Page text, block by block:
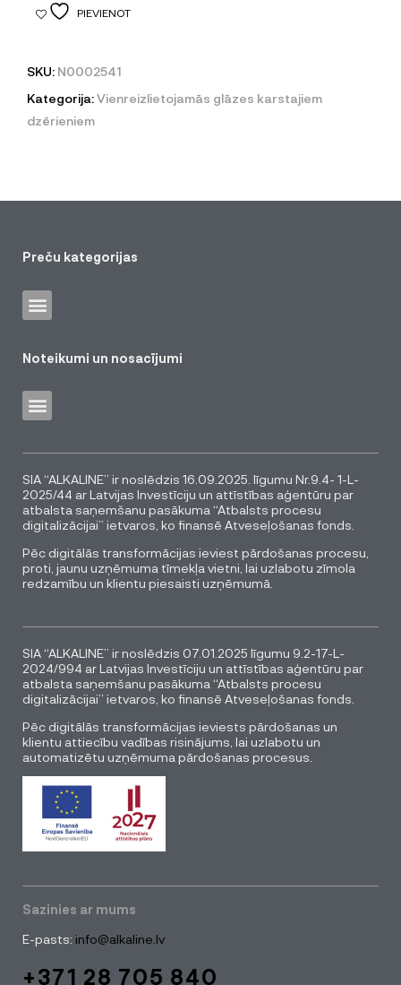
PIEVIENOT
SKU: N0002541
Kategorija:Vienreizlietojamās glāzes karstajiem
dzērieniem
Preču kategorijas
Noteikumi un nosacījumi
SIA “ALKALINE” ir noslēdzis 16.09.2025. līgumu Nr.9.4- 1-L-
2025/44 ar Latvijas Investīciju un attīstības aģentūru par
atbalsta saņemšanu pasākuma “Atbalsts procesu
digitalizācijai” ietvaros, ko finansē Atveseļošanas fonds.
Pēc digitālās transformācijas ieviest pārdošanas procesu,
proti, jaunu uzņēmuma tīmekļa vietni, lai uzlabotu zīmola
redzamību un klientu piesaisti uzņēmumā.
SIA “ALKALINE” ir noslēdzis 07.01.2025 līgumu 9.2-17-L-
2024/994 ar Latvijas Investīciju un attīstības aģentūru par
atbalsta saņemšanu pasākuma “Atbalsts procesu
digitalizācijai” ietvaros, ko finansē Atveseļošanas fonds.
Pēc digitālās transformācijas ieviests pārdošanas un
klientu attiecību vadības risinājums, lai uzlabotu un
automatizētu uzņēmuma pārdošanas procesus.
Sazinies ar mums
E-pasts: info@alkaline.lv
+371 28 705 840